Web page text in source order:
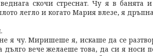
скочи стреснат. Чу я в банята
легло и когато Мария влезе, я
я чу. Миришеше я, искаше да се
дълго вече желаеше това, да си я носи